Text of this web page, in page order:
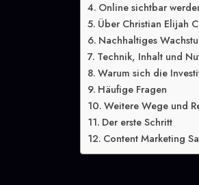
Online sichtbar
Über Christian Elijah
Nachhaltiges
Technik, Inhalt und
Warum sich die
Häufige Fragen
Weitere Wege und
Der erste Schritt
Content Marketing